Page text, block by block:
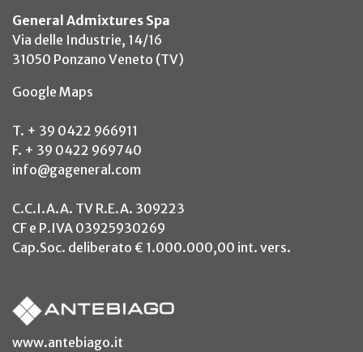
General Admixtures Spa
Via delle Industrie, 14/16
31050 Ponzano Veneto (TV)
Google Maps
T. + 39 0422 966911
F. + 39 0422 969740
info@gageneral.com
C.C.I.A.A. TV R.E.A. 309223
CF e P.IVA 03925930269
Cap.Soc. deliberato € 1.000.000,00 int. vers.
www.antebiago.it